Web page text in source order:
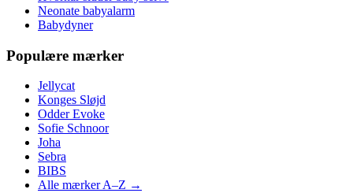
Neonate babyalarm
Babydyner
Populære mærker
Jellycat
Konges Sløjd
Odder Evoke
Sofie Schnoor
Joha
Sebra
BIBS
Alle mærker A–Z →